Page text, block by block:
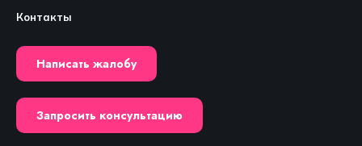
Контакты
Написать жалобу
Запросить консультацию